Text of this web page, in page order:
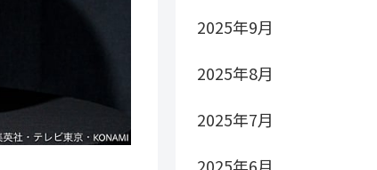
2025年9月
2025年8月
2025年7月